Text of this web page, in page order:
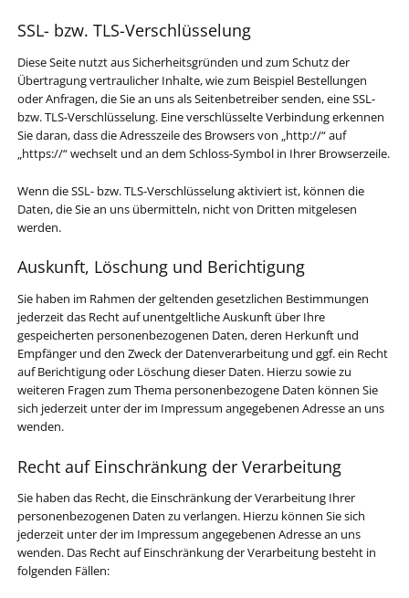
SSL- bzw. TLS-Verschlüsselung
Diese Seite nutzt aus Sicherheitsgründen und zum Schutz der
Übertragung vertraulicher Inhalte, wie zum Beispiel Bestellungen
oder Anfragen, die Sie an uns als Seitenbetreiber senden, eine SSL-
bzw. TLS-Verschlüsselung. Eine verschlüsselte Verbindung erkennen
Sie daran, dass die Adresszeile des Browsers von „http://“ auf
„https://“ wechselt und an dem Schloss-Symbol in Ihrer Browserzeile.
Wenn die SSL- bzw. TLS-Verschlüsselung aktiviert ist, können die
Daten, die Sie an uns übermitteln, nicht von Dritten mitgelesen
werden.
Auskunft, Löschung und Berichtigung
Sie haben im Rahmen der geltenden gesetzlichen Bestimmungen
jederzeit das Recht auf unentgeltliche Auskunft über Ihre
gespeicherten personenbezogenen Daten, deren Herkunft und
Empfänger und den Zweck der Datenverarbeitung und ggf. ein Recht
auf Berichtigung oder Löschung dieser Daten. Hierzu sowie zu
weiteren Fragen zum Thema personenbezogene Daten können Sie
sich jederzeit unter der im Impressum angegebenen Adresse an uns
wenden.
Recht auf Einschränkung der Verarbeitung
Sie haben das Recht, die Einschränkung der Verarbeitung Ihrer
personenbezogenen Daten zu verlangen. Hierzu können Sie sich
jederzeit unter der im Impressum angegebenen Adresse an uns
wenden. Das Recht auf Einschränkung der Verarbeitung besteht in
folgenden Fällen: